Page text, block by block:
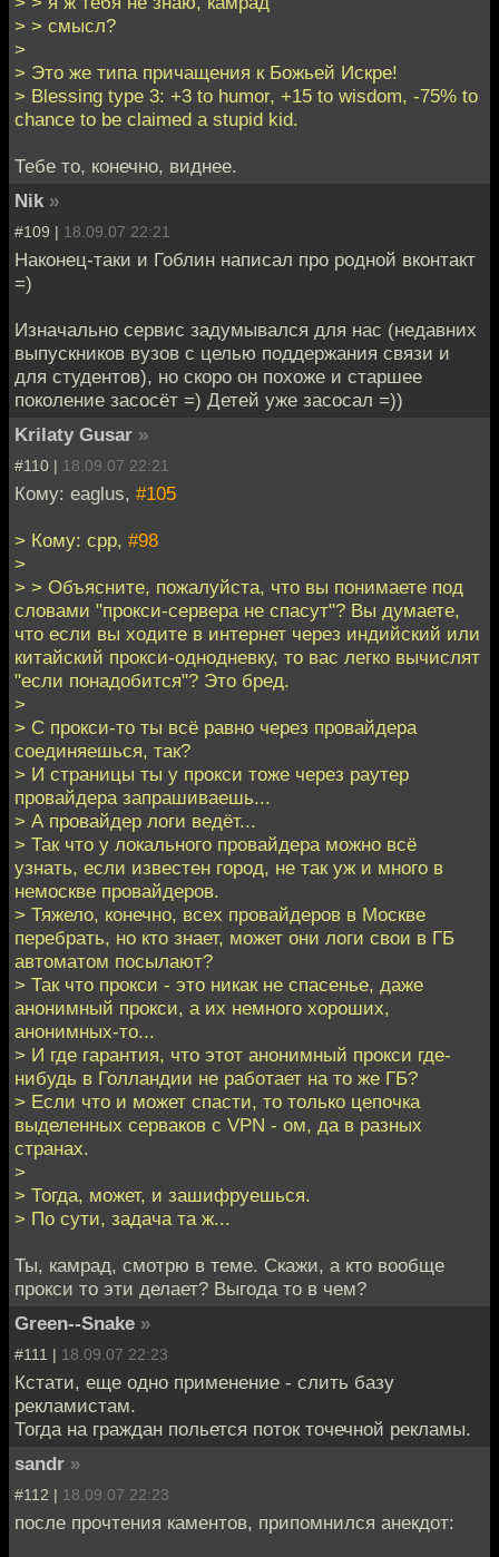
> > смысл?
>
> Это же типа причащения к Божьей Искре!
> Blessing type 3: +3 to humor, +15 to wisdom, -75% to
chance to be claimed a stupid kid.
Тебе то, конечно, виднее.
Nik »
#109 | 18.09.07 22:21
Наконец-таки и Гоблин написал про родной вконтакт
=)
Изначально сервис задумывался для нас (недавних
выпускников вузов с целью поддержания связи и
для студентов), но скоро он похоже и старшее
поколение засосёт =) Детей уже засосал =))
Krilaty Gusar »
#110 | 18.09.07 22:21
Кому: eaglus, #105
> Кому: cpp, #98
>
> > Объясните, пожалуйста, что вы понимаете под
словами "прокси-сервера не спасут"? Вы думаете,
что если вы ходите в интернет через индийский или
китайский прокси-однодневку, то вас легко вычислят
"если понадобится"? Это бред.
>
> С прокси-то ты всё равно через провайдера
соединяешься, так?
> И страницы ты у прокси тоже через раутер
провайдера запрашиваешь...
> А провайдер логи ведёт...
> Так что у локального провайдера можно всё
узнать, если известен город, не так уж и много в
немоскве провайдеров.
> Тяжело, конечно, всех провайдеров в Москве
перебрать, но кто знает, может они логи свои в ГБ
автоматом посылают?
> Так что прокси - это никак не спасенье, даже
анонимный прокси, а их немного хороших,
анонимных-то...
> И где гарантия, что этот анонимный прокси где-
нибудь в Голландии не работает на то же ГБ?
> Если что и может спасти, то только цепочка
выделенных серваков с VPN - ом, да в разных
странах.
>
> Тогда, может, и зашифруешься.
> По сути, задача та ж...
Ты, камрад, смотрю в теме. Скажи, а кто вообще
прокси то эти делает? Выгода то в чем?
Green--Snake »
#111 | 18.09.07 22:23
Кстати, еще одно применение - слить базу
рекламистам.
Тогда на граждан польется поток точечной рекламы.
sandr »
#112 | 18.09.07 22:23
после прочтения каментов, припомнился анекдот: